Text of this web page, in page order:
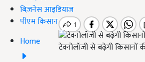
बिज़नेस आइडियाज
पीएम किसान
Home
टेक्नोलॉजी से बढ़ेगी किसानों